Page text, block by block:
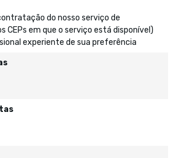
do nosso serviço de
CEPs em que o serviço está disponível)
experiente de sua preferência